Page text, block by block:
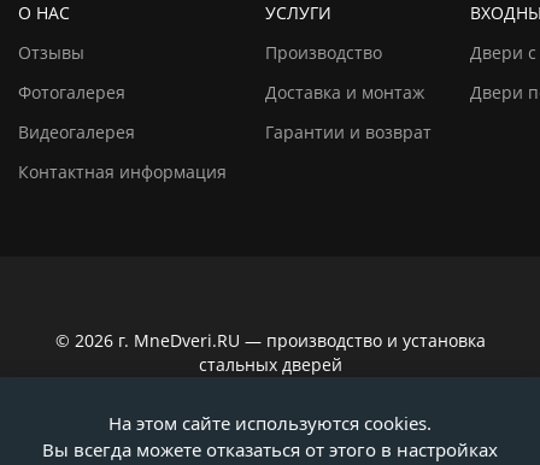
О НАС
Отзывы
Фотогалерея
Видеогалерея
Контактная информация
УСЛУГИ
Производство
Доставка и монтаж
Гарантии и возврат
Двери
Двери
© 2026 г. MneDveri.RU — производство и установка
стальных дверей
Гражданского кодекса РФ. Вся информация на сайте,
касающаяся технических характеристик, наличия на
На этом сайте используются cookies.
Вы всегда можете отказаться от этого в настройках